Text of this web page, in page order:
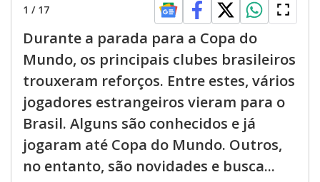
1 / 17
Durante a parada para a Copa do
Mundo, os principais clubes brasileiros
trouxeram reforços. Entre estes, vários
jogadores estrangeiros vieram para o
Brasil. Alguns são conhecidos e já
jogaram até Copa do Mundo. Outros,
no entanto, são novidades e busca...